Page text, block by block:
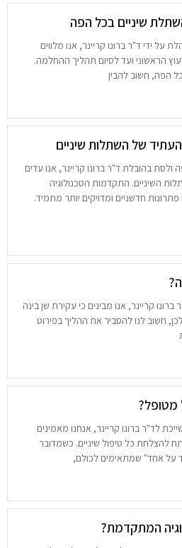
שיניים בכל הפה
ידי ד"ר ברונו קריינר, אנו מלווים
הראשוני ועד לסיום תהליך ההחלמה.
הפה, חשוב להבין
של השתלות שיניים
בהובלת ד"ר ברונו קריינר, אנו עדים
השיניים. התקדמות הטכנולוגיה
חדשניים ומדויקים יותר מתמיד.
קריינר, אנו מבינים כי עקירת שן בינה
חשוב לנו להסביר את ההליך בפירוט
מטופל?
לד"ר ברונו קריינר, אנחנו מאמינים
להצלחת כל טיפול שיניים. כשמדובר
על אחד" שמתאימים לכולם,
המתקדמת?